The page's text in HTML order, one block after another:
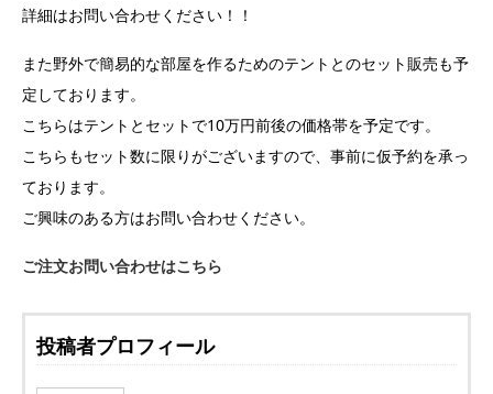
詳細はお問い合わせください！！
また野外で簡易的な部屋を作るためのテントとのセット販売も予
定しております。
こちらはテントとセットで10万円前後の価格帯を予定です。
こちらもセット数に限りがございますので、事前に仮予約を承っ
ております。
ご興味のある方はお問い合わせください。
ご注文お問い合わせはこちら
投稿者プロフィール